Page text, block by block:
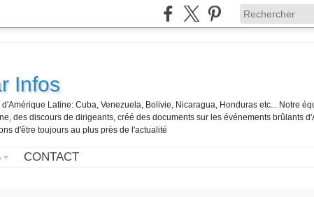
Infos
Latine: Cuba, Venezuela, Bolivie, Nicaragua, Honduras etc... Notre
des discours de dirigeants, créé des documents sur les événements brûlants
d'être toujours au plus près de l'actualité
CONTACT